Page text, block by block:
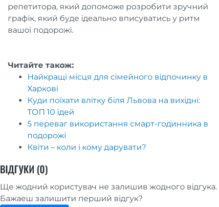
репетитора, який допоможе розробити зручний
графік, який буде ідеально вписуватись у ритм
вашої подорожі.
Читайте також:
Найкращі місця для сімейного відпочинку в
Харкові
Куди поїхати влітку біля Львова на вихідні:
ТОП 10 ідей
5 переваг використання смарт-годинника в
подорожі
Квіти – коли і кому дарувати?
ВІДГУКИ (0)
Ще жодний користувач не залишив жодного відгука.
Бажаеш залишити перший відгук?